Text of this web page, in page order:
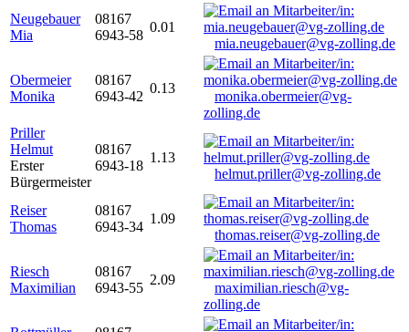
Neugebauer
Mia
08167
6943-58
0.01
mia.neugebauer@vg-zolling.de
Obermeier
Monika
08167
6943-42
0.13
monika.obermeier@vg-
zolling.de
Priller
Helmut
Erster
Bürgermeister
08167
6943-18
1.13
helmut.priller@vg-zolling.de
Reiser
Thomas
08167
6943-34
1.09
thomas.reiser@vg-zolling.de
Riesch
Maximilian
08167
6943-55
2.09
maximilian.riesch@vg-
zolling.de